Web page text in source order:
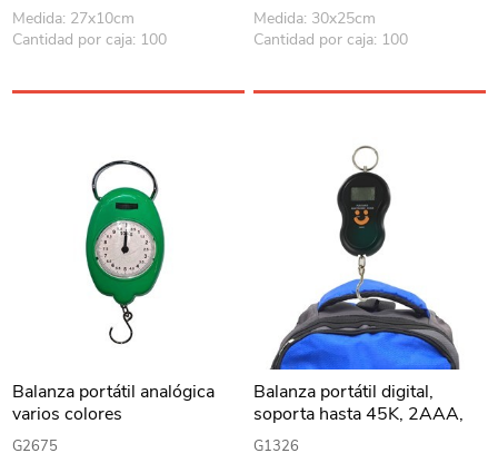
Medida: 27x10cm
Cantidad por caja: 100
Medida: 30x25cm
Cantidad por caja: 100
Balanza portátil analógica
varios colores
G2675
Balanza portátil digital,
soporta hasta 45K, 2AAA,
en caja
G1326